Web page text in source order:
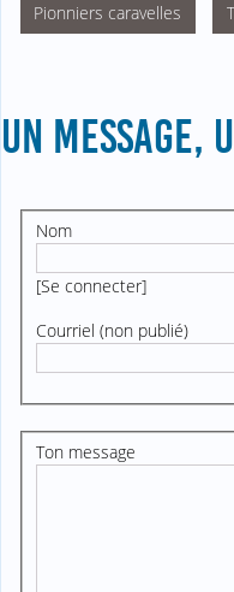
Pionniers caravelles
UN MESSAGE,
Nom
[Se connecter]
Courriel (non publié)
Ton message